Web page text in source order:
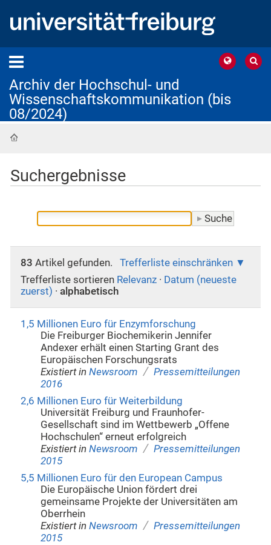
Archiv der Hochschul- und
Wissenschaftskommunikation (bis
08/2024)
Suchergebnisse
83 Artikel gefunden.
Trefferliste einschränken
Trefferliste sortieren Relevanz · Datum (neueste
zuerst) · alphabetisch
1,5 Millionen Euro für Enzymforschung
Die Freiburger Biochemikerin Jennifer
Andexer erhält einen Starting Grant des
Europäischen Forschungsrats
Existiert in Newsroom / Pressemitteilungen
2016
2,6 Millionen Euro für Weiterbildung
Universität Freiburg und Fraunhofer-
Gesellschaft sind im Wettbewerb „Offene
Hochschulen“ erneut erfolgreich
Existiert in Newsroom / Pressemitteilungen
2015
5,5 Millionen Euro für den European Campus
Die Europäische Union fördert drei
gemeinsame Projekte der Universitäten am
Oberrhein
Existiert in Newsroom / Pressemitteilungen
2015